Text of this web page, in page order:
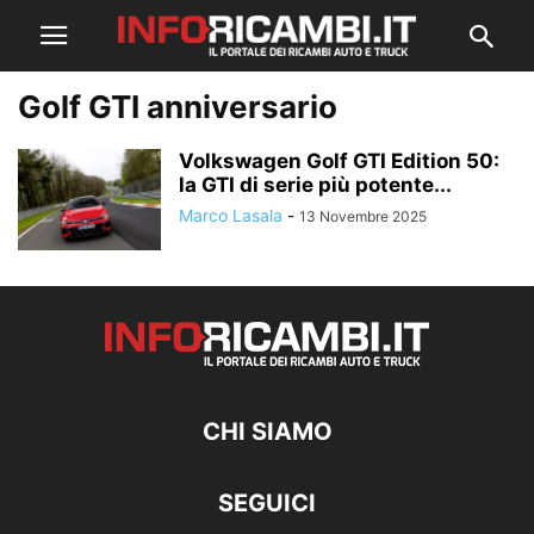
Golf GTI anniversario
Volkswagen Golf GTI Edition 50:
la GTI di serie più potente...
Marco Lasala - 13 Novembre 2025
CHI SIAMO
SEGUICI